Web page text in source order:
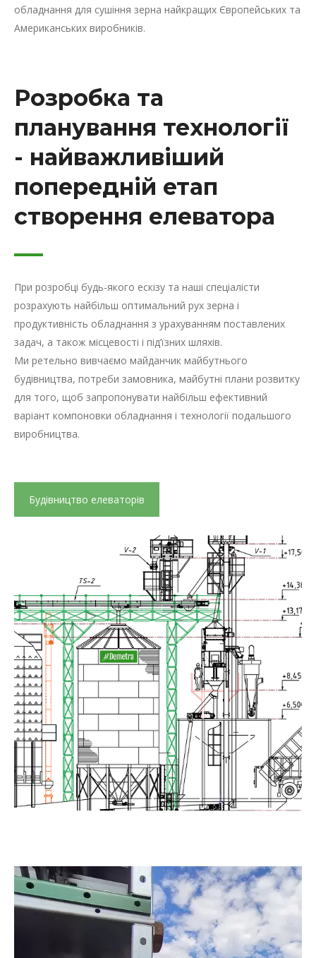
обладнання для сушіння зерна найкращих Європейських та
Американських виробників.
Розробка та
планування технології
- найважливіший
попередній етап
створення елеватора
При розробці будь-якого ескізу та наші спеціалісти
розрахують найбільш оптимальний рух зерна і
продуктивність обладнання з урахуванням поставлених
задач, а також місцевості і під’їзних шляхів.
Ми ретельно вивчаємо майданчик майбутнього
будівництва, потреби замовника, майбутні плани розвитку
для того, щоб запропонувати найбільш ефективний
варіант компоновки обладнання і технології подальшого
виробництва.
Будівництво елеваторів